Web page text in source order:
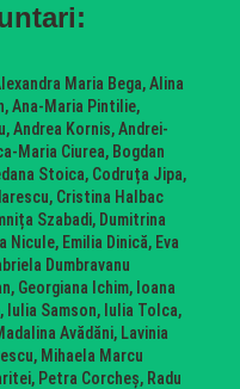
Maria Bega, Alina
Ana-Maria Pintilie,
Andrea Kornis, Andrei-
Maria Ciurea, Bogdan
Stoica, Codruța Jipa,
Cristina Halbac
Szabadi, Dumitrina
Nicule, Emilia Dinică, Eva
Dumbravanu
Georgiana Ichim, Ioana
Iulia Samson, Iulia Tolca,
Avădăni, Lavinia
Mihaela Marcu
Petra Corcheș, Radu